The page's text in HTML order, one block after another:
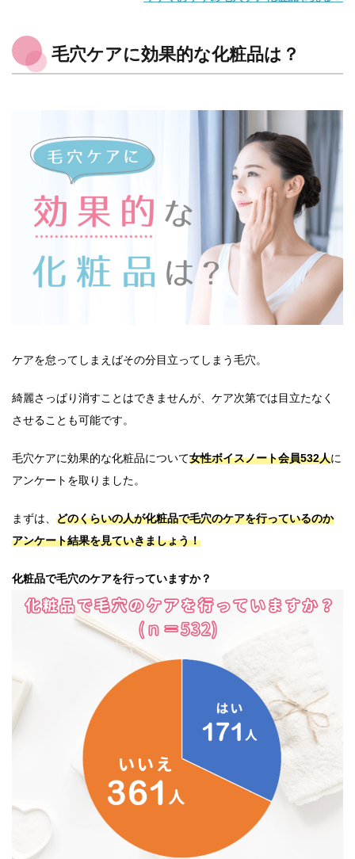
毛穴ケアに効果的な化粧品は？
ケアを怠ってしまえばその分目立ってしまう毛穴。
綺麗さっぱり消すことはできませんが、ケア次第では目立たなく
させることも可能です。
毛穴ケアに効果的な化粧品について女性ボイスノート会員532人に
アンケートを取りました。
まずは、 どのくらいの人が化粧品で毛穴のケアを行っているのか
アンケート結果を見ていきましょう！
化粧品で毛穴のケアを行っていますか？